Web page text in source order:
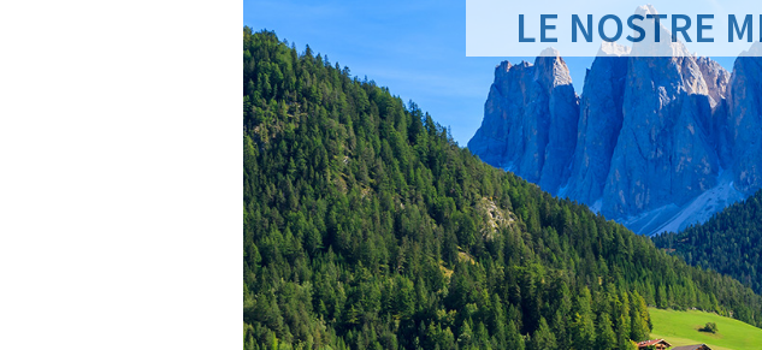
LE NOSTRE